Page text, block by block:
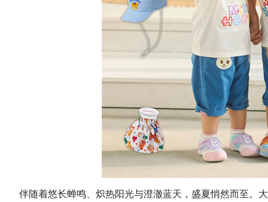
伴随着悠长蝉鸣、炽热阳光与澄澈蓝天，盛夏悄然而至。